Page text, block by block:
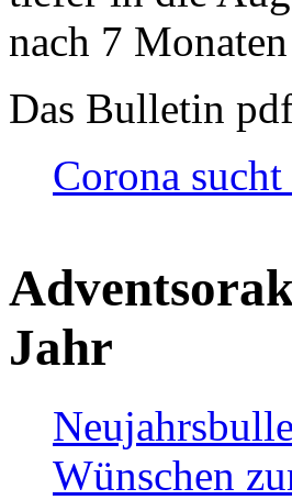
nach 7
Das Bulletin
Corona
Jahr
Wünschen